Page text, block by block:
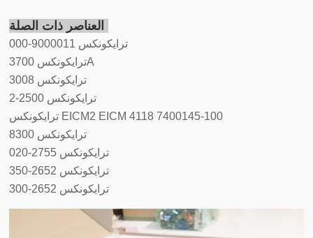
ترايكونكس 9000011-000
ترايكونكس 3700A
ترايكونكس 3008
ترايكونكس 2500-2
ترايكونكس EICM2 EICM 4118 7400145-100
ترايكونكس 8300
ترايكونكس 2755-020
ترايكونكس 2652-350
ترايكونكس 2652-300